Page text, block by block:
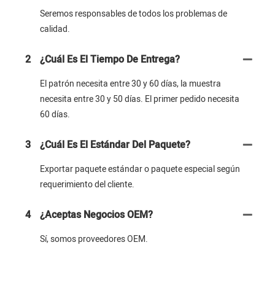
Seremos responsables de todos los problemas de
calidad.
2 ¿Cuál Es El Tiempo De Entrega?
El patrón necesita entre 30 y 60 días, la muestra
necesita entre 30 y 50 días. El primer pedido necesita
60 días.
3 ¿Cuál Es El Estándar Del Paquete?
Exportar paquete estándar o paquete especial según
requerimiento del cliente.
4 ¿Aceptas Negocios OEM?
Sí, somos proveedores OEM.